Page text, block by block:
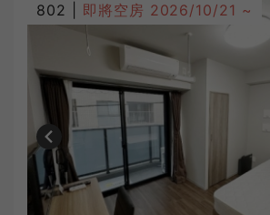
802 | 即將空房 2026/10/21 ~